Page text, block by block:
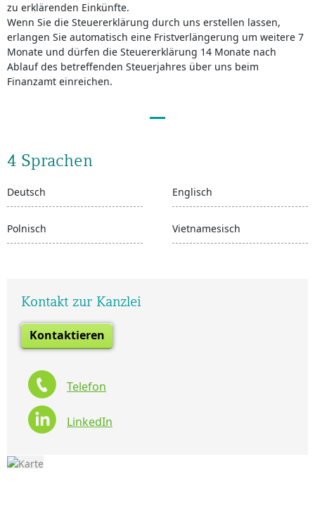
zu erklärenden Einkünfte.
Wenn Sie die Steuererklärung durch uns erstellen lassen,
erlangen Sie automatisch eine Fristverlängerung um weitere 7
Monate und dürfen die Steuererklärung 14 Monate nach
Ablauf des betreffenden Steuerjahres über uns beim
Finanzamt einreichen.
4 Sprachen
Deutsch Englisch
Polnisch Vietnamesisch
Kontakt zur Kanzlei
Kontaktieren
Telefon
LinkedIn